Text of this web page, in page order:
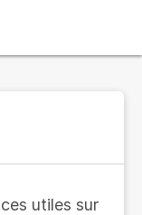
utiles sur